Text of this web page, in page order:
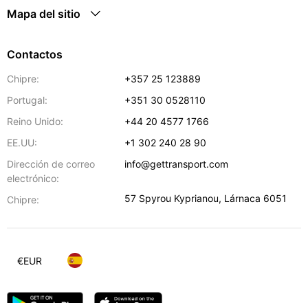
Mapa del sitio
Contactos
Chipre:
+357 25 123889
Portugal:
+351 30 0528110
Reino Unido:
+44 20 4577 1766
EE.UU:
+1 302 240 28 90
Dirección de correo
electrónico:
info@gettransport.com
Chipre: 57 Spyrou Kyprianou, Lárnaca 6051
€EUR